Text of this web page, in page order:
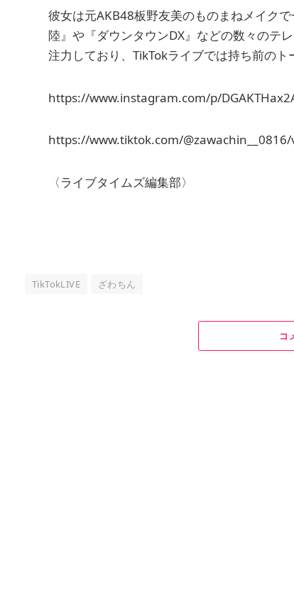
彼女は元AKB48板野友美のものまねメイク
陸』や『ダウンタウンDX』などの数々のテ
注力しており、TikTokライブでは持ち前のト
https://www.instagram.com/p/
https://www.tiktok.com/
〈ライブタイムズ編集部〉
TikTokLIVE ざわちん
コ